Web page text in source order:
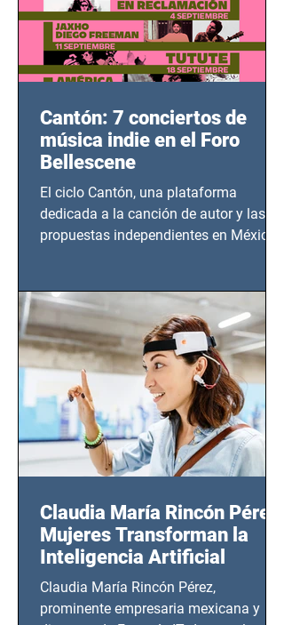
Cantón: 7 conciertos de
música indie en el Foro
Bellescene
El ciclo Cantón, una plataforma
dedicada a la canción de autor y las
propuestas independientes en México,
CDMX), todos los miércoles a partir del
14 de agosto al 25 de septiembre, a las
20:00 horas.
Claudia María Rincón Pérez:
Mujeres Transforman la
Inteligencia Artificial
Claudia María Rincón Pérez,
prominente empresaria mexicana y